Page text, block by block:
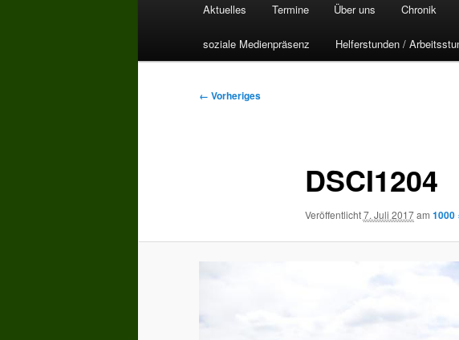
Aktuelles Termine Über uns Chronik
soziale Medienpräsenz Helferstunden /
Bilder-
← Vorheriges
DSCI1204
Veröffentlicht7. Juli 2017am 1000